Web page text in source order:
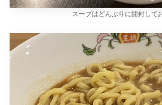
スープはどんぶりに開封して